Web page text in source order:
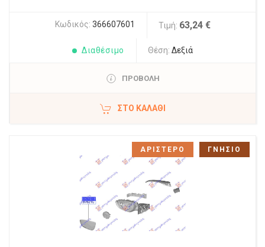
Κωδικός: 366607601 Τιμή: 63,24 €
Διαθέσιμο Θέση: Δεξιά
ΠΡΟΒΟΛΗ
ΣΤΟ ΚΑΛΆΘΙ
ΑΡΙΣΤΕΡΟ ΓΝΗΣΙΟ